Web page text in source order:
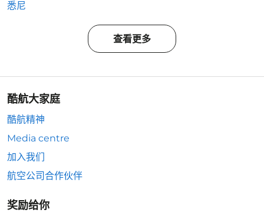
悉尼
查看更多
酷航大家庭
酷航精神
Media centre
加入我们
航空公司合作伙伴
奖励给你